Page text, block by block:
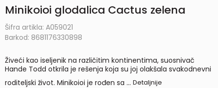
Minikoioi glodalica Cactus zelena
Šifra artikla: A059021
Barkod: 8681176330898
Živeći kao iseljenik na različitim kontinentima, suosnivač
Hande Todd otkrila je rešenja koja su joj olakšala svakodnevni
roditeljski život. Minikoioi je rođen sa ... Detaljnije